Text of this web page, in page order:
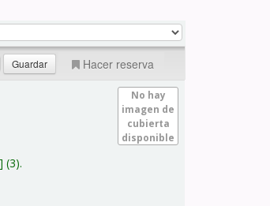
Hacer reserva
No hay
imagen de
cubierta
disponible
(3).